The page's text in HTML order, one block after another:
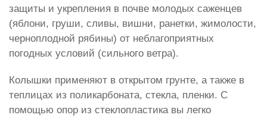
защиты и укрепления в почве молодых саженцев
(яблони, груши, сливы, вишни, ранетки, жимолости,
черноплодной рябины) от неблагоприятных
погодных условий (сильного ветра).
Колышки применяют в открытом грунте, а также в
теплицах из поликарбоната, стекла, пленки. С
помощью опор из стеклопластика вы легко